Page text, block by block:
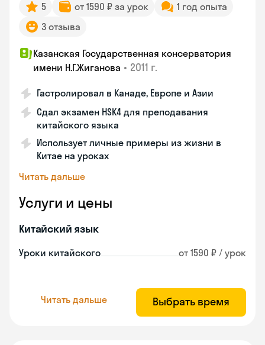
5 от 1590 ₽ за урок
1 год опыта
3 отзыва
Казанская Государственная консерватория
имени Н.Г.Жиганова • 2011 г.
Гастролировал в Канаде, Европе и Азии
Сдал экзамен HSK4 для преподавания
китайского языка
Использует личные примеры из жизни в
Китае на уроках
Читать дальше
Услуги и цены
Китайский язык
Уроки китайского от 1590 ₽ / урок
Читать дальше Выбрать время